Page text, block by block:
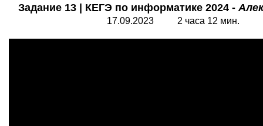
Задание 13 | КЕГЭ по информатике 2024 -
17.09.2023 2 часа 12 мин.